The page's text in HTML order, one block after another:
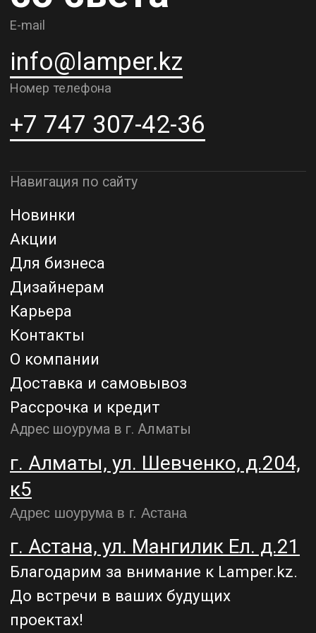
Рассрочка и кредит
г. Алматы, ул. Шевченко, д.204,
к5
Адрес шоурума в г. Астана
г. Астана, ул. Мангилик Ел. д.21
Благодарим за внимание к Lamper.kz.
проектах!
Назад наверх